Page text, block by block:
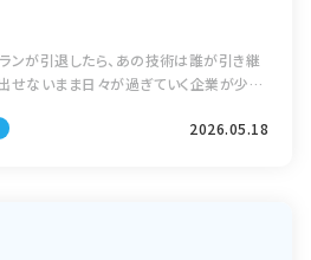
ンが引退したら、あの技術は誰が引き継
せないまま日々が過ぎていく企業が少な
[…]
2026.05.18